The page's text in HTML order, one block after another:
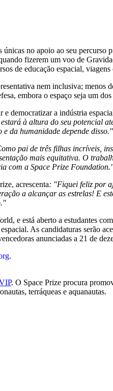
no apoio ao seu
fizerem um voo de
de educação espacial,
nem inclusiva;
embora o espaço seja um
a indústria
à altura do seu potencial
da humanidade depende disso."
pai de três filhas incríveis,
mais equitativa. O
com a Space Prize
acrescenta: "Fiquei feliz por
a alcançar as estrelas! E
e está aberto a estudantes
As candidaturas serão
anunciadas a 21 de
.
. O Space Prize procura
terráqueas e aquanautas.